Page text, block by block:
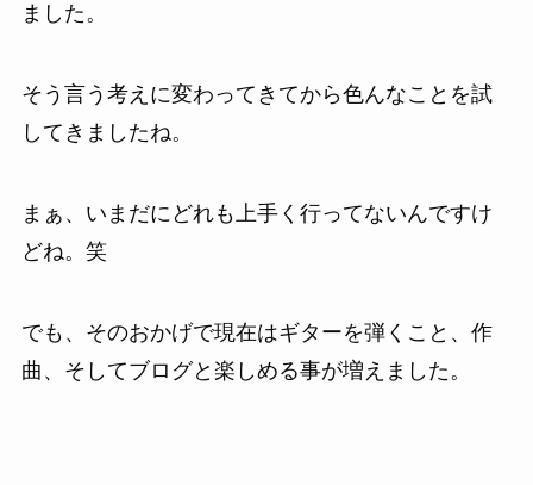
ました。
そう言う考えに変わってきてから色んなことを試
してきましたね。
まぁ、いまだにどれも上手く行ってないんですけ
どね。笑
でも、そのおかげで現在はギターを弾くこと、作
曲、そしてブログと楽しめる事が増えました。